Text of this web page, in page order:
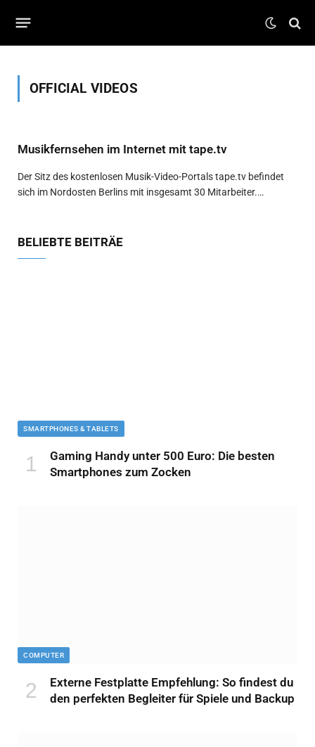
OFFICIAL VIDEOS
Musikfernsehen im Internet mit tape.tv
Der Sitz des kostenlosen Musik-Video-Portals tape.tv befindet
sich im Nordosten Berlins mit insgesamt 30 Mitarbeiter.…
BELIEBTE BEITRÄE
SMARTPHONES & TABLETS
Gaming Handy unter 500 Euro: Die besten
Smartphones zum Zocken
COMPUTER
Externe Festplatte Empfehlung: So findest du
den perfekten Begleiter für Spiele und Backup